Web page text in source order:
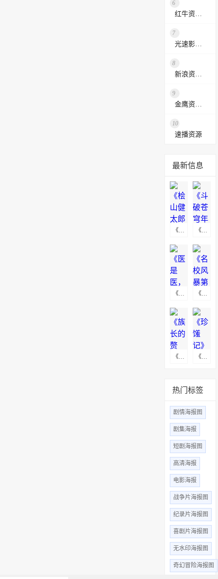
6
7
8
9
10
速播资源
最新信息
热门标签
剧情海报图
剧集海报
短剧海报图
高清海报
电影海报
战争片海报图
纪录片海报图
喜剧片海报图
无水印海报图
奇幻冒险海报图